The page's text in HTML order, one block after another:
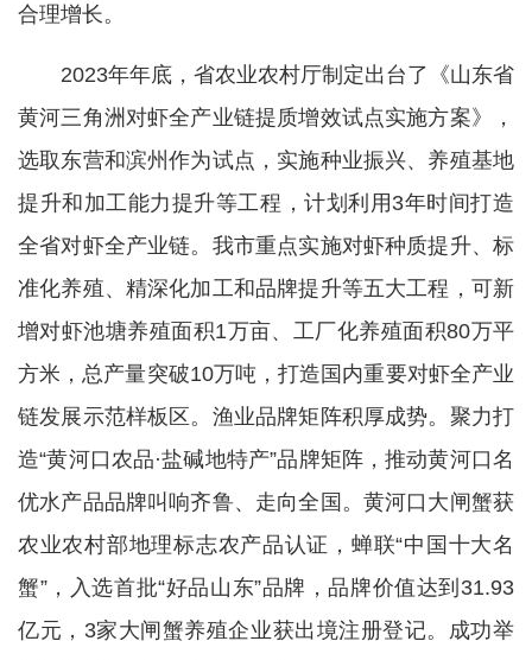
合理增长。
2023年年底，省农业农村厅制定出台了《山东省
黄河三角洲对虾全产业链提质增效试点实施方案》，
选取东营和滨州作为试点，实施种业振兴、养殖基地
提升和加工能力提升等工程，计划利用3年时间打造
全省对虾全产业链。我市重点实施对虾种质提升、标
准化养殖、精深化加工和品牌提升等五大工程，可新
增对虾池塘养殖面积1万亩、工厂化养殖面积80万平
方米，总产量突破10万吨，打造国内重要对虾全产业
链发展示范样板区。渔业品牌矩阵积厚成势。聚力打
造“黄河口农品·盐碱地特产”品牌矩阵，推动黄河口名
优水产品品牌叫响齐鲁、走向全国。黄河口大闸蟹获
农业农村部地理标志农产品认证，蝉联“中国十大名
蟹”，入选首批“好品山东”品牌，品牌价值达到31.93
亿元，3家大闸蟹养殖企业获出境注册登记。成功举